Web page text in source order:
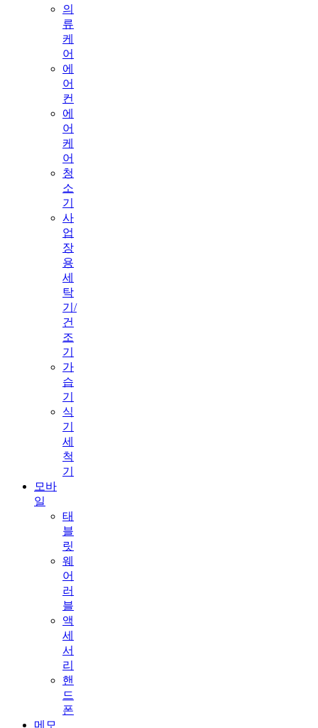
의
류
케
어
에
어
컨
에
어
케
어
청
소
기
사
업
장
용
세
탁
기/
건
조
기
가
습
기
식
기
세
척
기
모바
일
태
블
릿
웨
어
러
블
액
세
서
리
핸
드
폰
메모